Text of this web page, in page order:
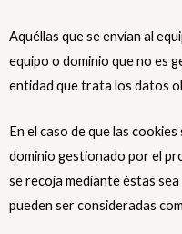
Aquéllas que se envían al
equipo o dominio que no es
entidad que trata los datos
En el caso de que las
dominio gestionado por el
se recoja mediante éstas
pueden ser consideradas